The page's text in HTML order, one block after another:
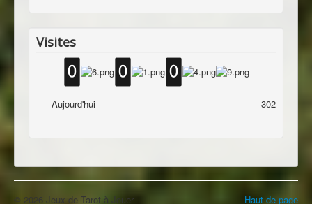
Visites
Aujourd'hui 302
Haut de page
© 2026 Jeux de Tarot à Jouer